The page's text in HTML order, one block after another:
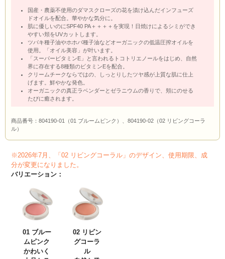
国産・農薬不使用のダマスクローズの花を漬け込んだインフューズ
ドオイルを配合。華やかな気分に。
肌に優しいのにSPF40 PA＋＋＋＋を実現！日焼けによるシミができ
やすい頬をUVカットします。
ツバキ種子油やホホバ種子油などオーガニックの低温圧搾オイルを
使用。「オイル美容」が叶います。
「スーパービタミンE」と言われるトコトリエノールをはじめ、自然
界に存在する8種類のビタミンEを配合。
クリームチークならではの、しっとりしたツヤ感が上質な肌に仕上
げます。鮮やかな発色。
オーガニックの真正ラベンダーとゼラニウムの香りで、頬にのせる
たびに癒されます。
商品番号： 804190-01（01 ブルームピンク）、804190-02（02 リビングコーラ
ル）
※2026年7月、「02 リビングコーラル」のデザイン、使用期限、成
分が変更になりました。
バリエーション：
01 ブルー
ムピンク
かわいく
02 リビン
グコーラ
ル